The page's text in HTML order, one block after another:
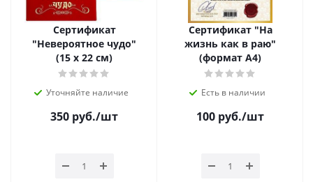
Сертификат
"Невероятное чудо"
(15 х 22 см)
Уточняйте наличие
350 руб./шт
Сертификат "На
жизнь как в раю"
(формат А4)
Есть в наличии
100 руб./шт